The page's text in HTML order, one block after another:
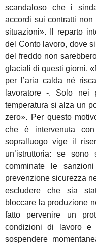
scandaloso che i
accordi sui contratti
situazioni». Il reparto
del Conto lavoro, dove
del freddo non
glaciali di questi giorni.
per l’aria calda né
lavoratore -. Solo nei
temperatura si alza un
zero». Per questo
che è intervenuta
sopralluogo vige il
un’istruttoria: se sono
comminate le
prevenzione sicurezza
escludere che sia
bloccare la produzione
fatto pervenire un
condizioni di lavoro
sospendere